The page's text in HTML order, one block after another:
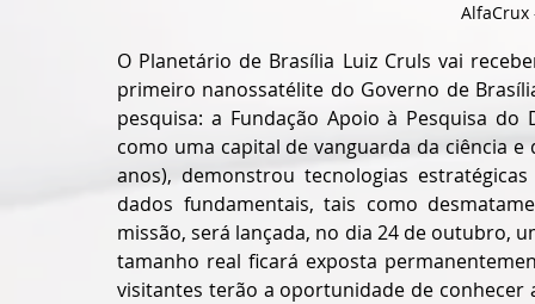
AlfaCrux
O Planetário de Brasília Luiz Cruls vai
primeiro nanossatélite do Governo de
pesquisa: a Fundação Apoio à Pesquisa do
como uma capital de vanguarda da ciência
anos), demonstrou tecnologias
dados fundamentais, tais como
missão, será lançada, no dia 24 de outubro,
tamanho real ficará exposta
visitantes terão a oportunidade de